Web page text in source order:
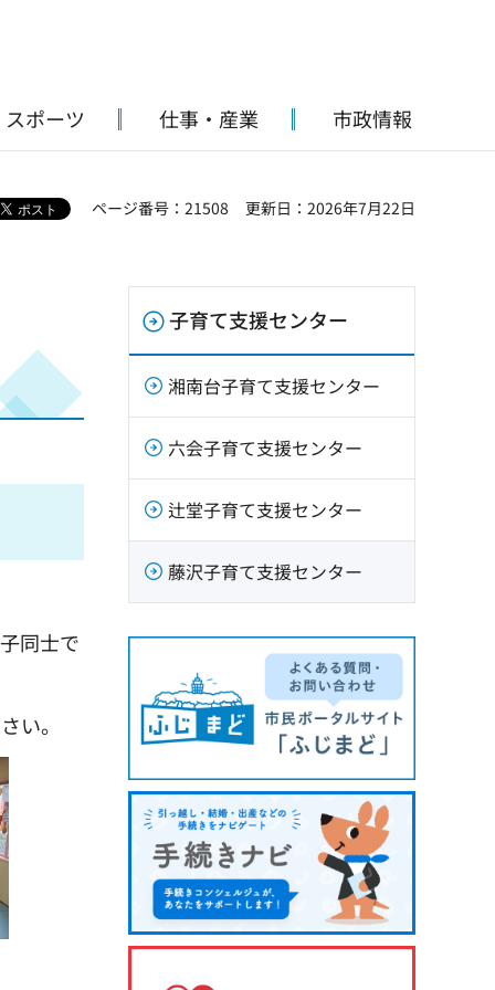
ポーツ 仕事・産業 市政情報
ページ番号：21508 更新日：2026年7月22日
同士で
い。
子育て支援センター
湘南台子育て支援センター
六会子育て支援センター
辻堂子育て支援センター
藤沢子育て支援センター